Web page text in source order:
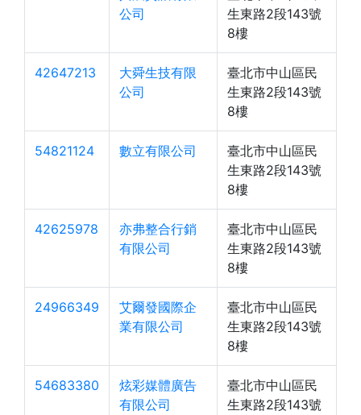
公司
生東路2段143號
8樓
42647213
大舜生技有限
公司
臺北市中山區民
生東路2段143號
8樓
54821124 數立有限公司
臺北市中山區民
生東路2段143號
8樓
42625978
亦弗整合行銷
有限公司
臺北市中山區民
生東路2段143號
8樓
24966349
艾爾發國際企
業有限公司
臺北市中山區民
生東路2段143號
8樓
54683380
炫彩媒體廣告
有限公司
臺北市中山區民
生東路2段143號